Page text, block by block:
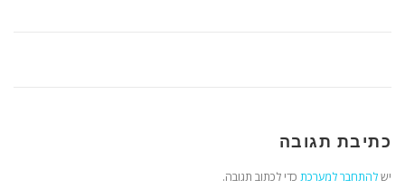
כתיבת תגובה
ישלהתחבר למערכת כדי לכתוב תגובה.